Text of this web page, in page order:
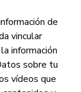
de
vincular
información
sobre tu
vídeos que